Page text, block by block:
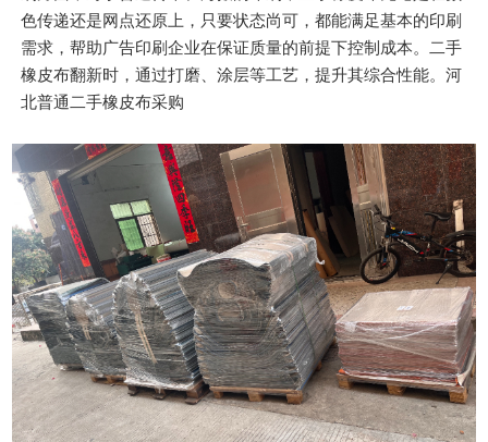
色传递还是网点还原上，只要状态尚可，都能满足基本的印刷
需求，帮助广告印刷企业在保证质量的前提下控制成本。二手
橡皮布翻新时，通过打磨、涂层等工艺，提升其综合性能。河
北普通二手橡皮布采购